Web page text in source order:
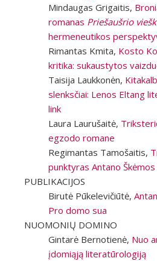
Mindaugas Grigaitis,
romanas Priešaušrio
hermeneutikos
Rimantas Kmita, Kosto
kritika: sukaustytos
Taisija Laukkonėn,
slenksčiai: Lenos Eltang
link
Laura Laurušaitė,
egzodo romane
Regimantas Tamošaitis,
punktyras Antano Škėmos
PUBLIKACIJOS
Birutė Pūkelevičiūtė,
Pro domo sua
NUOMONIŲ DOMINO
Gintarė Bernotienė, Nuo
įdomiąją literatūrologiją